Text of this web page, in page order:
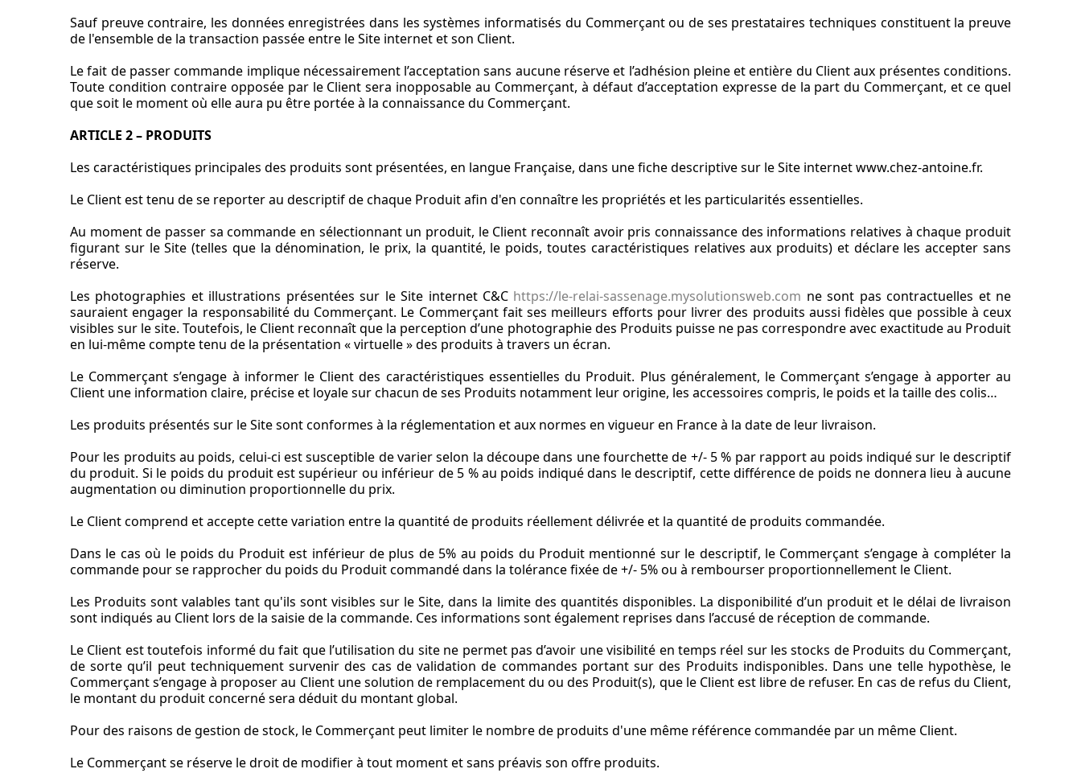
Sauf preuve contraire, les données enregistrées dans les systèmes informatisés du Commerçant ou de ses prestataires techniques constituent la preuve
de l'ensemble de la transaction passée entre le Site internet et son Client.
Le fait de passer commande implique nécessairement l’acceptation sans aucune réserve et l’adhésion pleine et entière du Client aux présentes conditions.
Toute condition contraire opposée par le Client sera inopposable au Commerçant, à défaut d’acceptation expresse de la part du Commerçant, et ce quel
que soit le moment où elle aura pu être portée à la connaissance du Commerçant.
ARTICLE 2 – PRODUITS
Les caractéristiques principales des produits sont présentées, en langue Française, dans une fiche descriptive sur le Site internet www.chez-antoine.fr.
Le Client est tenu de se reporter au descriptif de chaque Produit afin d'en connaître les propriétés et les particularités essentielles.
Au moment de passer sa commande en sélectionnant un produit, le Client reconnaît avoir pris connaissance des informations relatives à chaque produit
figurant sur le Site (telles que la dénomination, le prix, la quantité, le poids, toutes caractéristiques relatives aux produits) et déclare les accepter sans
réserve.
Les photographies et illustrations présentées sur le Site internet C&C https://le-relai-sassenage.mysolutionsweb.com ne sont pas contractuelles et ne
sauraient engager la responsabilité du Commerçant. Le Commerçant fait ses meilleurs efforts pour livrer des produits aussi fidèles que possible à ceux
visibles sur le site. Toutefois, le Client reconnaît que la perception d’une photographie des Produits puisse ne pas correspondre avec exactitude au Produit
en lui-même compte tenu de la présentation « virtuelle » des produits à travers un écran.
Le Commerçant s’engage à informer le Client des caractéristiques essentielles du Produit. Plus généralement, le Commerçant s’engage à apporter au
Client une information claire, précise et loyale sur chacun de ses Produits notamment leur origine, les accessoires compris, le poids et la taille des colis…
Les produits présentés sur le Site sont conformes à la réglementation et aux normes en vigueur en France à la date de leur livraison.
Pour les produits au poids, celui-ci est susceptible de varier selon la découpe dans une fourchette de +/- 5 % par rapport au poids indiqué sur le descriptif
du produit. Si le poids du produit est supérieur ou inférieur de 5 % au poids indiqué dans le descriptif, cette différence de poids ne donnera lieu à aucune
augmentation ou diminution proportionnelle du prix.
Le Client comprend et accepte cette variation entre la quantité de produits réellement délivrée et la quantité de produits commandée.
Dans le cas où le poids du Produit est inférieur de plus de 5% au poids du Produit mentionné sur le descriptif, le Commerçant s’engage à compléter la
commande pour se rapprocher du poids du Produit commandé dans la tolérance fixée de +/- 5% ou à rembourser proportionnellement le Client.
Les Produits sont valables tant qu'ils sont visibles sur le Site, dans la limite des quantités disponibles. La disponibilité d’un produit et le délai de livraison
sont indiqués au Client lors de la saisie de la commande. Ces informations sont également reprises dans l’accusé de réception de commande.
Le Client est toutefois informé du fait que l’utilisation du site ne permet pas d’avoir une visibilité en temps réel sur les stocks de Produits du Commerçant,
de sorte qu’il peut techniquement survenir des cas de validation de commandes portant sur des Produits indisponibles. Dans une telle hypothèse, le
Commerçant s’engage à proposer au Client une solution de remplacement du ou des Produit(s), que le Client est libre de refuser. En cas de refus du Client,
le montant du produit concerné sera déduit du montant global.
Pour des raisons de gestion de stock, le Commerçant peut limiter le nombre de produits d'une même référence commandée par un même Client.
Le Commerçant se réserve le droit de modifier à tout moment et sans préavis son offre produits.